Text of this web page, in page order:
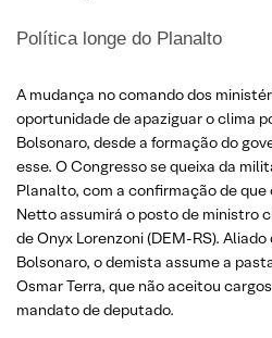
Política longe do Planalto
A mudança no comando dos
oportunidade de apaziguar o clima
Bolsonaro, desde a formação do
esse. O Congresso se queixa da
Planalto, com a confirmação de que
Netto assumirá o posto de ministro
de Onyx Lorenzoni (DEM-RS).
Bolsonaro, o demista assume a
Osmar Terra, que não aceitou
mandato de deputado.